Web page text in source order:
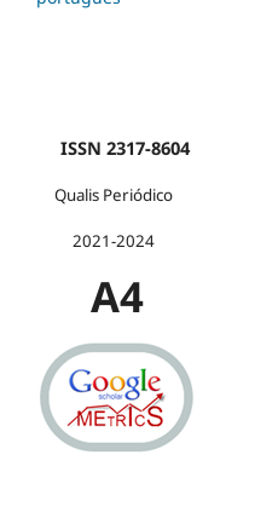
ISSN 2317-8604
Qualis Periódico
2021-2024
A4